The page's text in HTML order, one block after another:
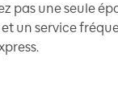
pas une seule
et un service